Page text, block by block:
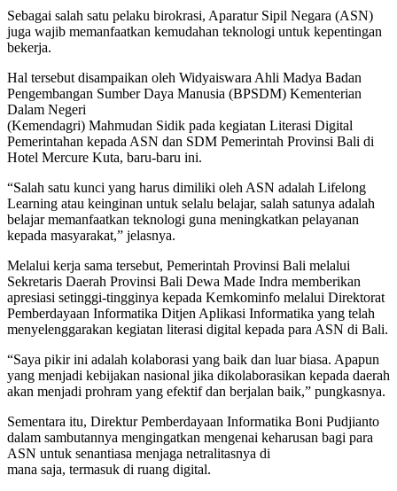
Sebagai salah satu pelaku birokrasi, Aparatur Sipil Negara (ASN)
juga wajib memanfaatkan kemudahan teknologi untuk kepentingan
bekerja.
Hal tersebut disampaikan oleh Widyaiswara Ahli Madya Badan
Pengembangan Sumber Daya Manusia (BPSDM) Kementerian
Dalam Negeri
(Kemendagri) Mahmudan Sidik pada kegiatan Literasi Digital
Pemerintahan kepada ASN dan SDM Pemerintah Provinsi Bali di
Hotel Mercure Kuta, baru-baru ini.
“Salah satu kunci yang harus dimiliki oleh ASN adalah Lifelong
Learning atau keinginan untuk selalu belajar, salah satunya adalah
belajar memanfaatkan teknologi guna meningkatkan pelayanan
kepada masyarakat,” jelasnya.
Melalui kerja sama tersebut, Pemerintah Provinsi Bali melalui
Sekretaris Daerah Provinsi Bali Dewa Made Indra memberikan
apresiasi setinggi-tingginya kepada Kemkominfo melalui Direktorat
Pemberdayaan Informatika Ditjen Aplikasi Informatika yang telah
menyelenggarakan kegiatan literasi digital kepada para ASN di Bali.
“Saya pikir ini adalah kolaborasi yang baik dan luar biasa. Apapun
yang menjadi kebijakan nasional jika dikolaborasikan kepada daerah
akan menjadi prohram yang efektif dan berjalan baik,” pungkasnya.
Sementara itu, Direktur Pemberdayaan Informatika Boni Pudjianto
dalam sambutannya mengingatkan mengenai keharusan bagi para
ASN untuk senantiasa menjaga netralitasnya di
mana saja, termasuk di ruang digital.